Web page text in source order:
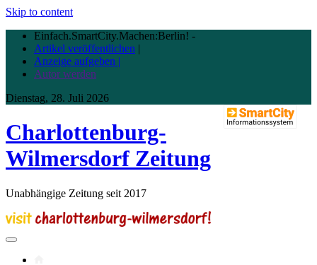
Skip to content
Einfach.SmartCity.Machen:Berlin! -
Artikel veröffentlichen |
Anzeige aufgeben |
Autor werden
Dienstag, 28. Juli 2026
Charlottenburg-
Wilmersdorf Zeitung
Unabhängige Zeitung seit 2017